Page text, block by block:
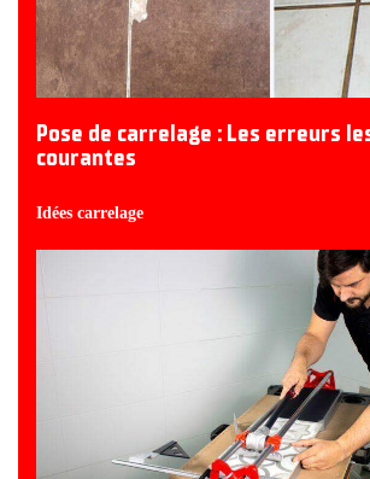
Pose de carrelage : Les erreurs
courantes
Idées carrelage